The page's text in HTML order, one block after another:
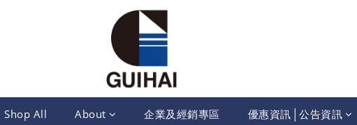
Shop All About 企業及經銷專區 優惠資訊│公告資訊